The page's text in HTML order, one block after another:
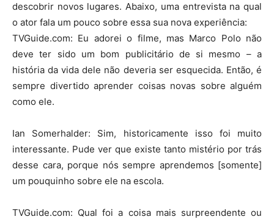
descobrir novos lugares. Abaixo, uma entrevista na qual
o ator fala um pouco sobre essa sua nova experiência:
TVGuide.com: Eu adorei o filme, mas Marco Polo não
deve ter sido um bom publicitário de si mesmo – a
história da vida dele não deveria ser esquecida. Então, é
sempre divertido aprender coisas novas sobre alguém
como ele.
Ian Somerhalder: Sim, historicamente isso foi muito
interessante. Pude ver que existe tanto mistério por trás
desse cara, porque nós sempre aprendemos [somente]
um pouquinho sobre ele na escola.
TVGuide.com: Qual foi a coisa mais surpreendente ou